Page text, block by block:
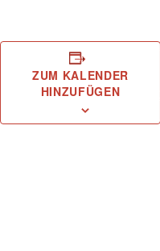
ZUM KALENDER
HINZUFÜGEN